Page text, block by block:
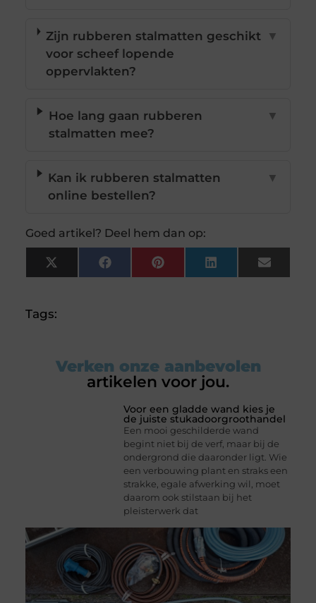
Zijn rubberen stalmatten geschikt
voor scheef lopende
oppervlakten?
▼
Hoe lang gaan rubberen
stalmatten mee?
▼
Kan ik rubberen stalmatten
online bestellen?
▼
Goed artikel? Deel hem dan op:
X
(Twitter)
FacebookPinterestLinkedInEmail
Tags:
Verken onze aanbevolen
artikelen voor jou.
Voor een gladde wand kies je
de juiste stukadoorgroothandel
Een mooi geschilderde wand
begint niet bij de verf, maar bij de
ondergrond die daaronder ligt. Wie
een verbouwing plant en straks een
strakke, egale afwerking wil, moet
daarom ook stilstaan bij het
pleisterwerk dat